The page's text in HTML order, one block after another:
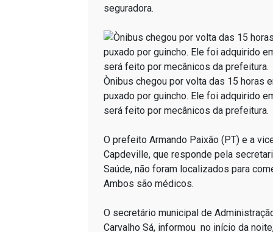
seguradora.
Ònibus chegou por volta das 15 horas
puxado por guincho. Ele foi adquirido
será feito por mecânicos da prefeitura.
O prefeito Armando Paixão (PT) e a
Capdeville, que responde pela
Saúde, não foram localizados para
Ambos são médicos.
O secretário municipal de
Carvalho Sá, informou no início da